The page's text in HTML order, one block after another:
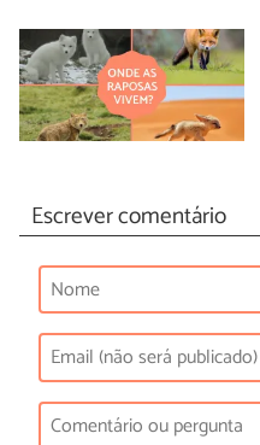
Escrever comentário